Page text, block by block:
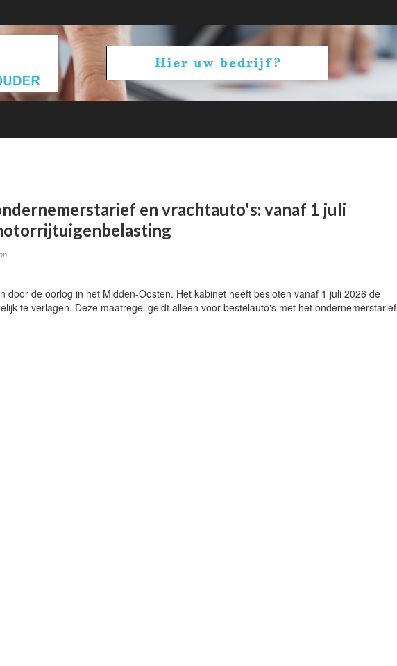
en vrachtauto's: vanaf 1 juli
door de oorlog in het Midden-Oosten. Het kabinet heeft besloten vanaf 1 juli 2026 de
te verlagen. Deze maatregel geldt alleen voor bestelauto's met het ondernemerstarief